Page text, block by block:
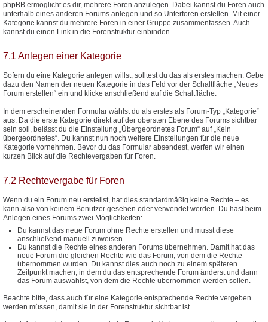
phpBB ermöglicht es dir, mehrere Foren anzulegen. Dabei kannst du Foren auch
unterhalb eines anderen Forums anlegen und so Unterforen erstellen. Mit einer
Kategorie kannst du mehrere Foren in einer Gruppe zusammenfassen. Auch
kannst du einen Link in die Forenstruktur einbinden.
7.1 Anlegen einer Kategorie
Sofern du eine Kategorie anlegen willst, solltest du das als erstes machen. Gebe
dazu den Namen der neuen Kategorie in das Feld vor der Schaltfläche „Neues
Forum erstellen“ ein und klicke anschließend auf die Schaltfläche.
In dem erscheinenden Formular wählst du als erstes als Forum-Typ „Kategorie“
aus. Da die erste Kategorie direkt auf der obersten Ebene des Forums sichtbar
sein soll, belässt du die Einstellung „Übergeordnetes Forum“ auf „Kein
übergeordnetes“. Du kannst nun noch weitere Einstellungen für die neue
Kategorie vornehmen. Bevor du das Formular absendest, werfen wir einen
kurzen Blick auf die Rechtevergaben für Foren.
7.2 Rechtevergabe für Foren
Wenn du ein Forum neu erstellst, hat dies standardmäßig keine Rechte – es
kann also von keinem Benutzer gesehen oder verwendet werden. Du hast beim
Anlegen eines Forums zwei Möglichkeiten:
Du kannst das neue Forum ohne Rechte erstellen und musst diese
anschließend manuell zuweisen.
Du kannst die Rechte eines anderen Forums übernehmen. Damit hat das
neue Forum die gleichen Rechte wie das Forum, von dem die Rechte
übernommen wurden. Du kannst dies auch noch zu einem späteren
Zeitpunkt machen, in dem du das entsprechende Forum änderst und dann
das Forum auswählst, von dem die Rechte übernommen werden sollen.
Beachte bitte, dass auch für eine Kategorie entsprechende Rechte vergeben
werden müssen, damit sie in der Forenstruktur sichtbar ist.